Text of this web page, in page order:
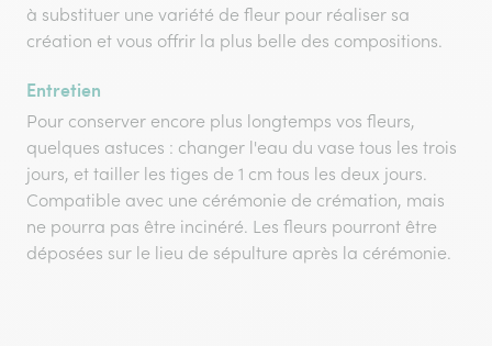
à substituer une variété de fleur pour réaliser sa
création et vous offrir la plus belle des compositions.
Entretien
Pour conserver encore plus longtemps vos fleurs,
quelques astuces : changer l'eau du vase tous les trois
jours, et tailler les tiges de 1 cm tous les deux jours.
Compatible avec une cérémonie de crémation, mais
ne pourra pas être incinéré. Les fleurs pourront être
déposées sur le lieu de sépulture après la cérémonie.